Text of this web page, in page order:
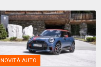
NOVITÀ AUTO